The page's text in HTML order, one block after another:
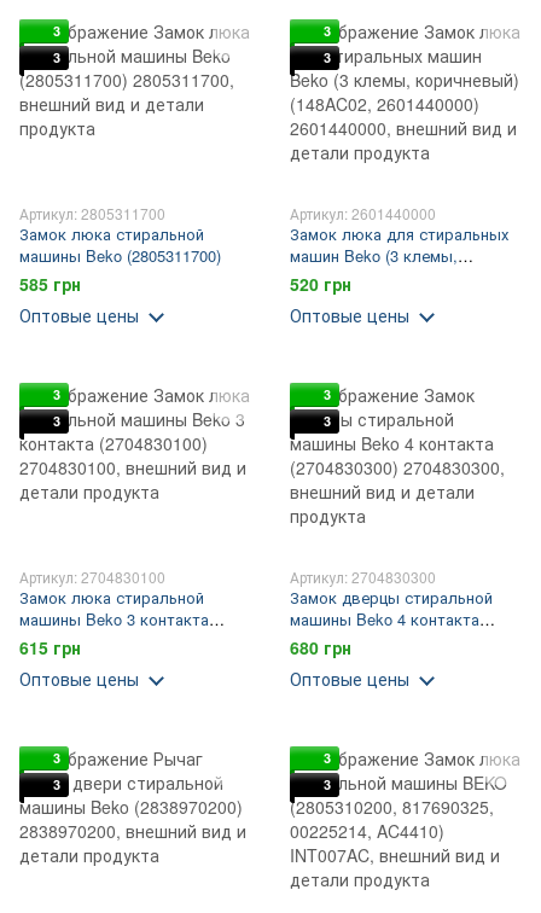
3
3
Артикул: 2805311700
Замок люка стиральной
машины Beko (2805311700)
585 грн
Оптовые цены
3
3
Артикул: 2601440000
Замок люка для стиральных
машин Beko (3 клемы,
коричневый) (148AC02,
2601440000)
520 грн
Оптовые цены
3
3
Артикул: 2704830100
Замок люка стиральной
машины Beko 3 контакта
(2704830100)
615 грн
Оптовые цены
3
3
Артикул: 2704830300
Замок дверцы стиральной
машины Beko 4 контакта
(2704830300)
680 грн
Оптовые цены
3
3
3
3